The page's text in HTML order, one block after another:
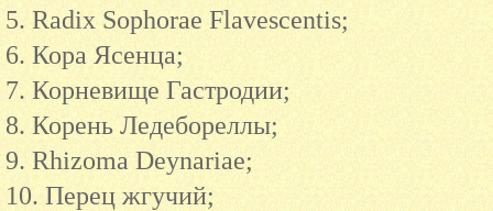
Radix Sophorae Flavescentis;
Кора Ясенца;
Корневище Гастродии;
Корень Ледебореллы;
Rhizoma Deynariae;
Перец жгучий;